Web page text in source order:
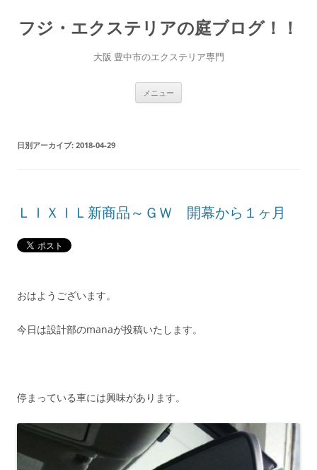
テ
ン
フジ・エクステリアの庭ブログ！！
大阪 豊中市のエクステリア専門
メニュー
日別アーカイブ: 2018-04-29
ＬＩＸＩＬ新商品～ＧＷ 開幕から１ヶ月
おはようございます。
今日は設計部のmanaが投稿いたします。
停まっている車には興味があります。